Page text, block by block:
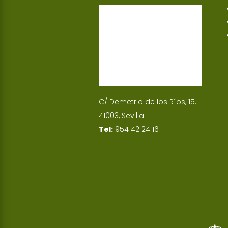
C/ Demetrio de los Ríos, 15.
41003, Sevilla
Tel: 954 42 24 16